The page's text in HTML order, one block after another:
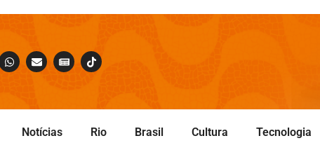
Notícias Rio Brasil Cultura Tecnologia